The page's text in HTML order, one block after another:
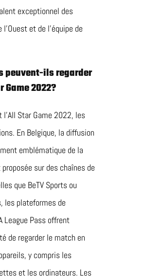
exceptionnel des
et de l’équipe de
peuvent-ils regarder
2022?
l’All Star Game 2022, les
En Belgique, la diffusion
emblématique de la
sur des chaînes de
que BeTV Sports ou
les plateformes de
League Pass offrent
de regarder le match en
y compris les
et les ordinateurs. Les